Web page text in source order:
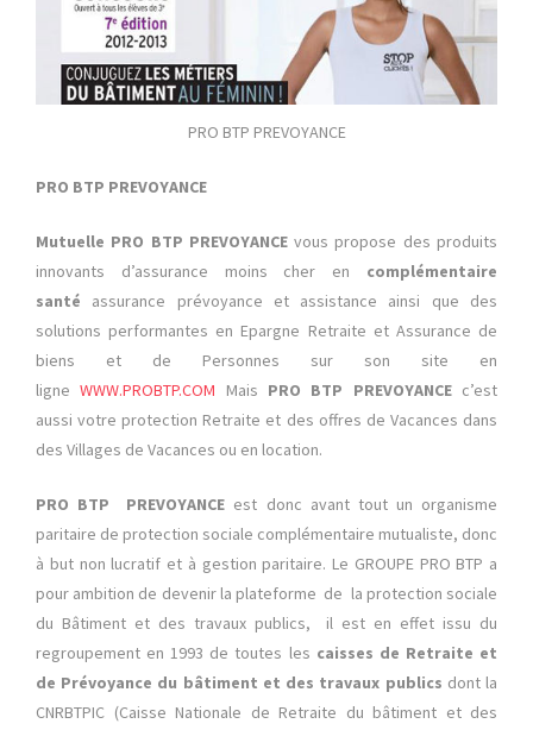
PRO BTP PREVOYANCE
PRO BTP PREVOYANCE
Mutuelle PRO BTP PREVOYANCEvous propose des produits
innovants d’assurance moins cher en complémentaire
santé assurance prévoyance et assistance ainsi que des
solutions performantes en Epargne Retraite et Assurance de
biens et de Personnes sur son site en
ligneWWW.PROBTP.COM Mais PRO BTP PREVOYANCEc’est
aussi votre protection Retraite et des offres de Vacances dans
des Villages de Vacances ou en location.
PRO BTP PREVOYANCE est donc avant tout un organisme
paritaire de protection sociale complémentaire mutualiste, donc
à but non lucratif et à gestion paritaire. Le GROUPE PRO BTP a
pour ambition de devenir la plateforme de la protection sociale
du Bâtiment et des travaux publics, il est en effet issu du
regroupement en 1993 de toutes les caisses de Retraite et
de Prévoyance du bâtiment et des travaux publics dont la
CNRBTPIC (Caisse Nationale de Retraite du bâtiment et des